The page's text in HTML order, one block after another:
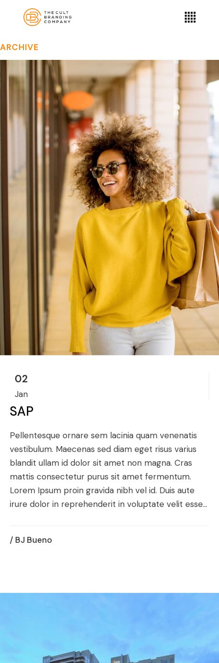
ARCHIVE
02
Jan
SAP
Pellentesque ornare sem lacinia quam venenatis
vestibulum. Maecenas sed diam eget risus varius
blandit ullam id dolor sit amet non magna. Cras
mattis consectetur purus sit amet fermentum.
Lorem Ipsum proin gravida nibh vel id. Duis aute
irure dolor in reprehenderit in voluptate velit esse...
/ BJ Bueno